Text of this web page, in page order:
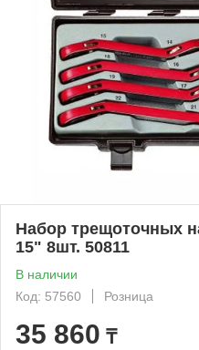
Набор трещоточных
15" 8шт. 50811
В наличии
Код: 57560
Розница
35 860 ₸